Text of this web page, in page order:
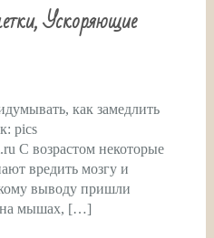
Ускоряющие
как замедлить
pics
С возрастом некоторые
вредить мозгу и
выводу пришли
на мышах, […]